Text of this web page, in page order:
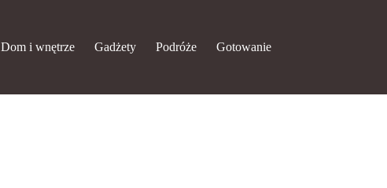
Dom i wnętrze Gadżety Podróże Gotowanie